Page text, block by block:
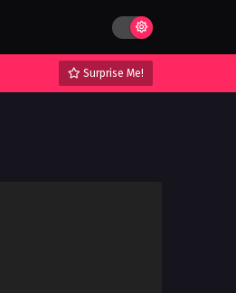
Surprise Me!